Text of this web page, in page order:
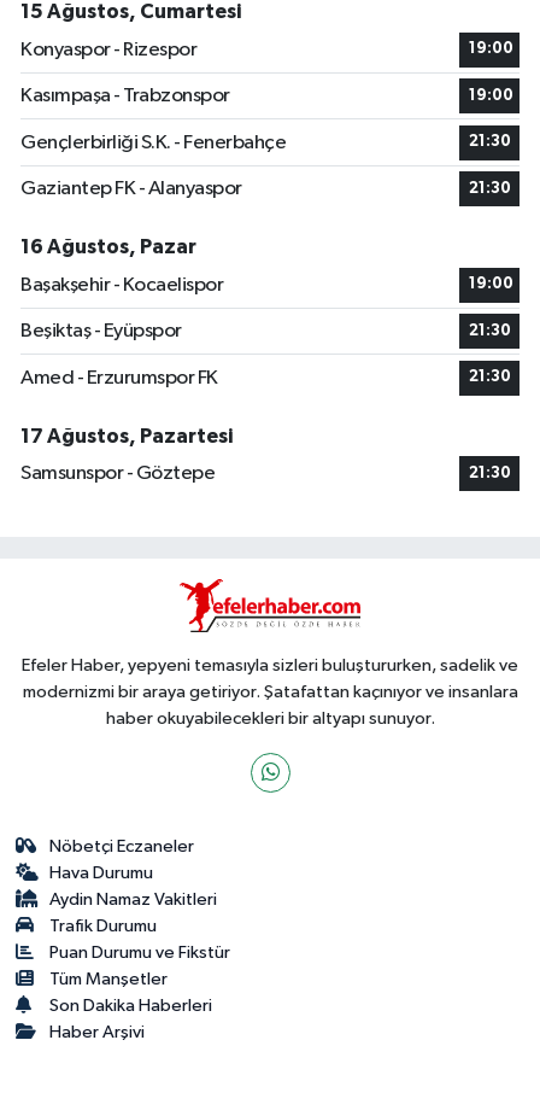
15 Ağustos, Cumartesi
Konyaspor - Rizespor
19:00
Kasımpaşa - Trabzonspor 19:00
Gençlerbirliği S.K. - Fenerbahçe 21:30
Gaziantep FK - Alanyaspor 21:30
16 Ağustos, Pazar
Başakşehir - Kocaelispor
19:00
Beşiktaş - Eyüpspor 21:30
Amed - Erzurumspor FK 21:30
17 Ağustos, Pazartesi
Samsunspor - Göztepe
21:30
Efeler Haber, yepyeni temasıyla sizleri buluştururken, sadelik ve
modernizmi bir araya getiriyor. Şatafattan kaçınıyor ve insanlara
haber okuyabilecekleri bir altyapı sunuyor.
Nöbetçi Eczaneler
Hava Durumu
Aydin Namaz Vakitleri
Trafik Durumu
Puan Durumu ve Fikstür
Tüm Manşetler
Son Dakika Haberleri
Haber Arşivi